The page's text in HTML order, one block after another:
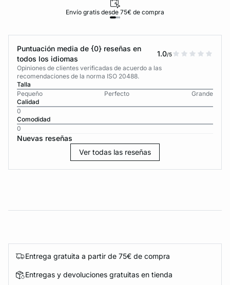
Envío gratis desde 75€ de compra
Puntuación media de {0} reseñas en
todos los idiomas
1.0/5
Opiniones de clientes verificadas de acuerdo a las
recomendaciones de la norma ISO 20488.
Talla
Pequeño
Perfecto
Grande
Calidad
0
Comodidad
0
Nuevas reseñas
Ver todas las reseñas
Entrega gratuita a partir de 75€ de compra
Entregas y devoluciones gratuitas en tienda